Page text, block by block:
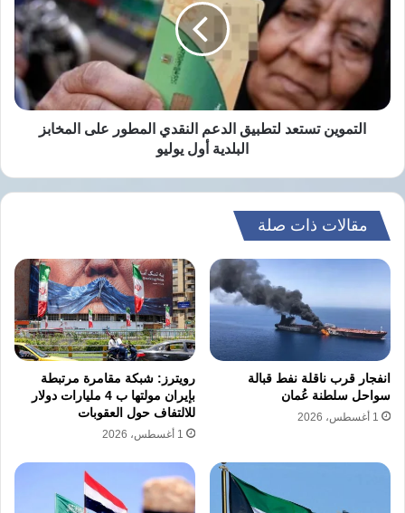
تترقب فيه العواصم الإقليمية والدولية تفاصيل
تنفيذ الاتفاق، وما إذا كان سيصمد أمام الخلافات
الداخلية في واشنطن وطهران.
النقدي
المطور
على
المخابز
البلدية
التموين تستعد لتطبيق الدعم النقدي المطور على المخابز
البلدية أول يوليو
مقالات ذات صلة
انفجار قرب ناقلة نفط قبالة
سواحل سلطنة عُمان
1 أغسطس، 2026
رويترز: شبكة مقامرة مرتبطة
بإيران مولتها ب 4 مليارات دولار
للالتفاف حول العقوبات
1 أغسطس، 2026